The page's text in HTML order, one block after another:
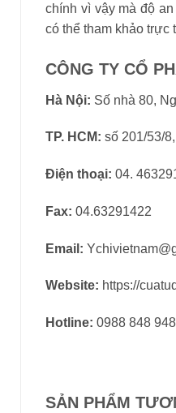
chính vì vậy mà độ
có thể tham khảo trực
CÔNG TY CỔ
Hà Nội: Số nhà 80,
TP. HCM: số 201/53/
Điện thoại: 04.
Fax: 04.63291422
Email:
Website: https://
Hotline: 0988 848
SẢN PHẨM